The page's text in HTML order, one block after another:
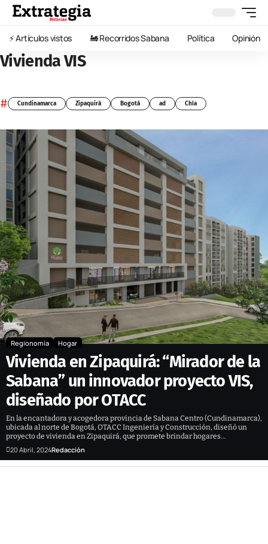
⚡️ Artículos vistos 🚂 Recorridos Sabana Política Opinión
Vivienda VIS
# Cundinamarca Zipaquirá Bogotá ad Chía
Regionomía Hogar
Vivienda en Zipaquirá: “Mirador de la
Sabana” un innovador proyecto VIS,
diseñado por OTACC
En la encantadora y acogedora provincia de Sabana Centro (Cundinamarca),
ubicada al norte de Bogotá, OTACC Ingeniería y Construcción, diseñó un
proyecto de vivienda en Zipaquirá, que promete brindar hogares…
20 Abril, 2024Redacción